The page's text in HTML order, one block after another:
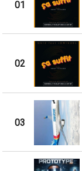
01
02
03